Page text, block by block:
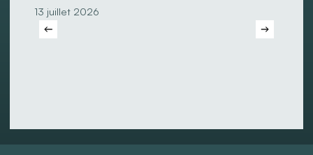
« Private
et
13 juillet 2026